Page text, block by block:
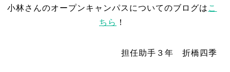
小林さんのオープンキャンパスについてのブログは こ
ちら ！
担任助手３年 折橋四季